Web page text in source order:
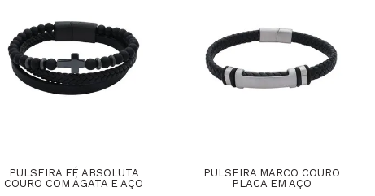
PULSEIRA FÉ ABSOLUTA
COURO COM ÁGATA E AÇO
PULSEIRA MARCO COURO
PLACA EM AÇO